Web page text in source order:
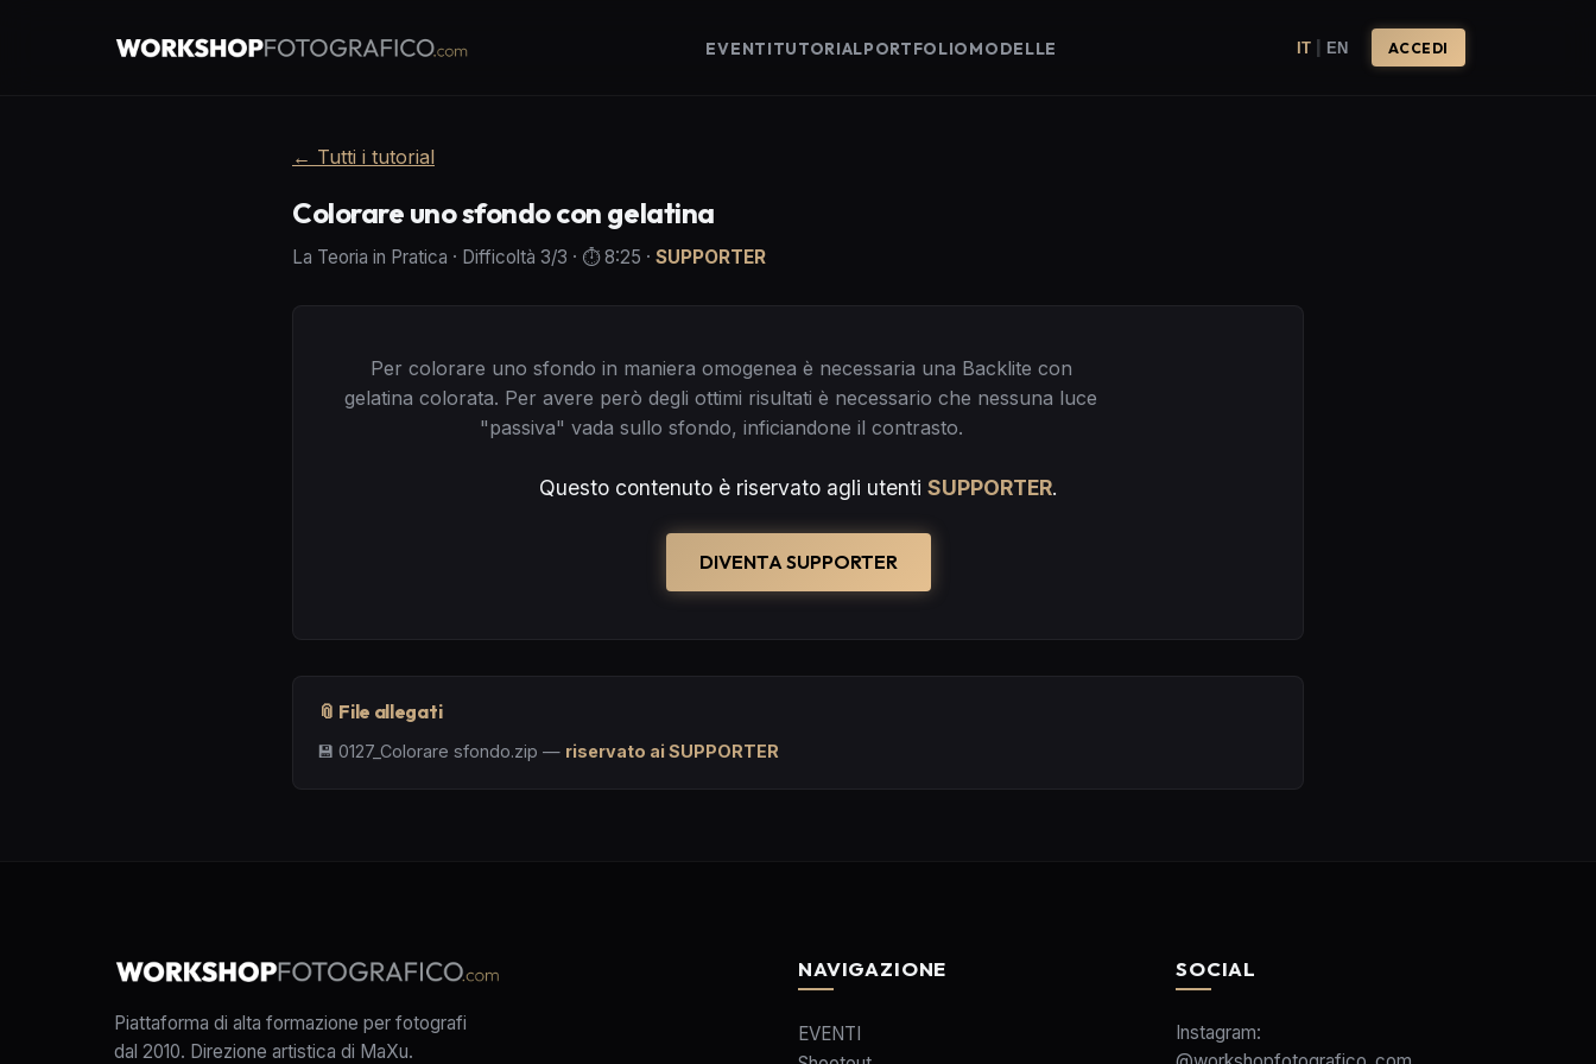
EVENTITUTORIALPORTFOLIOMODELLE IT | EN ACCEDI
← Tutti i tutorial
Colorare uno sfondo con gelatina
La Teoria in Pratica · Difficoltà 3/3 · ⏱️8:25 · SUPPORTER
Per colorare uno sfondo in maniera omogenea è necessaria una Backlite con
gelatina colorata. Per avere però degli ottimi risultati è necessario che nessuna luce
"passiva" vada sullo sfondo, inficiandone il contrasto.
Questo contenuto è riservato agli utenti SUPPORTER.
DIVENTA SUPPORTER
📎 File allegati
💾 0127_Colorare sfondo.zip — riservato ai SUPPORTER
Piattaforma di alta formazione per fotografi
dal 2010. Direzione artistica di MaXu.
NAVIGAZIONE
EVENTI
SOCIAL
Instagram: